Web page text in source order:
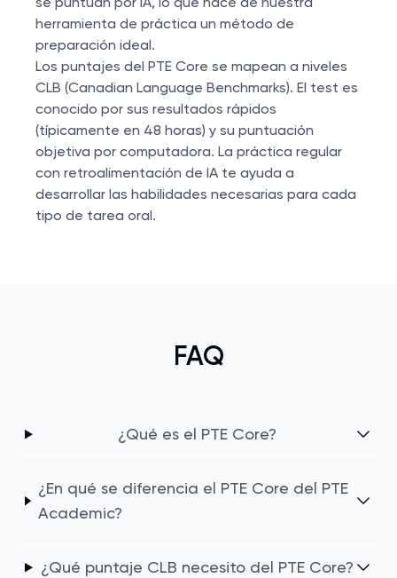
herramienta de práctica un método de
preparación ideal.
Los puntajes del PTE Core se mapean a niveles
CLB (Canadian Language Benchmarks). El test es
conocido por sus resultados rápidos
(típicamente en 48 horas) y su puntuación
objetiva por computadora. La práctica regular
con retroalimentación de IA te ayuda a
desarrollar las habilidades necesarias para cada
tipo de tarea oral.
FAQ
¿Qué es el PTE Core?
¿En qué se diferencia el PTE Core del PTE
Academic?
¿Qué puntaje CLB necesito del PTE Core?